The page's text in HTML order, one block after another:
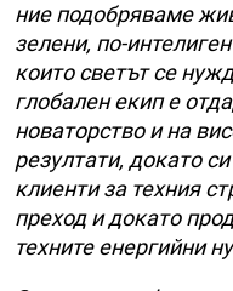
ние подобряваме
зелени, по-
които светът се
глобален екип е
новаторство и на
резултати, докато
клиенти за техния
преход и докато
техните енергийни